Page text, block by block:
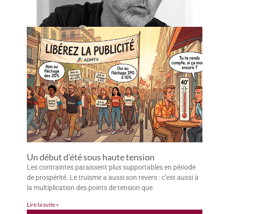
Un début d’été sous haute tension
Les contraintes paraissent plus supportables en période
de prospérité. Le truisme a aussi son revers : c’est aussi à
la multiplication des points de tension que
Lire la suite »